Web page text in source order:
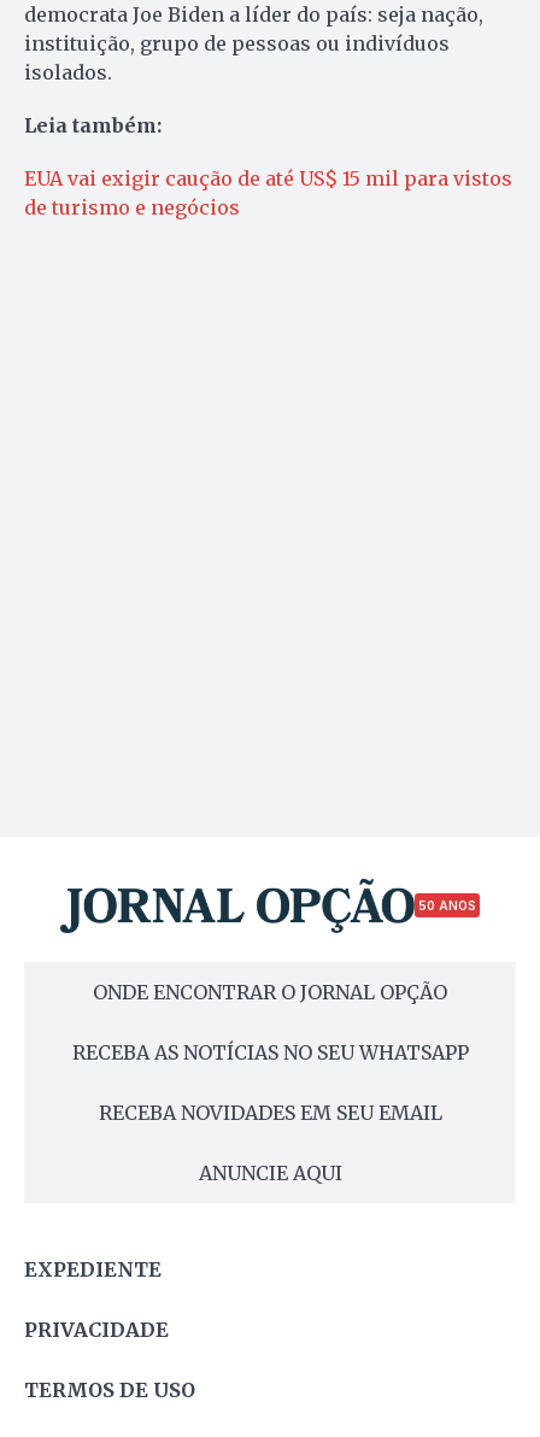
democrata Joe Biden a líder do país: seja nação,
instituição, grupo de pessoas ou indivíduos
isolados.
Leia também:
EUA vai exigir caução de até US$ 15 mil para vistos
de turismo e negócios
50 ANOS
ONDE ENCONTRAR O JORNAL OPÇÃO
RECEBA AS NOTÍCIAS NO SEU WHATSAPP
RECEBA NOVIDADES EM SEU EMAIL
ANUNCIE AQUI
EXPEDIENTE
PRIVACIDADE
TERMOS DE USO